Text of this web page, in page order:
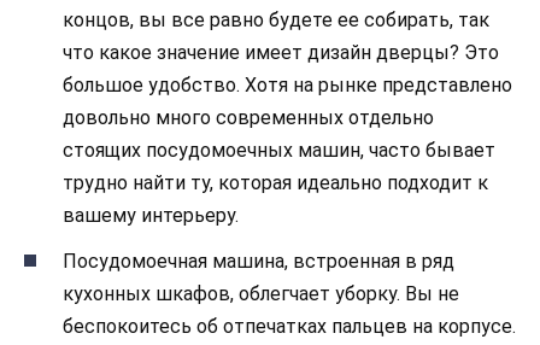
концов, вы все равно будете ее собирать, так
что какое значение имеет дизайн дверцы? Это
большое удобство. Хотя на рынке представлено
довольно много современных отдельно
стоящих посудомоечных машин, часто бывает
трудно найти ту, которая идеально подходит к
вашему интерьеру.
Посудомоечная машина, встроенная в ряд
кухонных шкафов, облегчает уборку. Вы не
беспокоитесь об отпечатках пальцев на корпусе.